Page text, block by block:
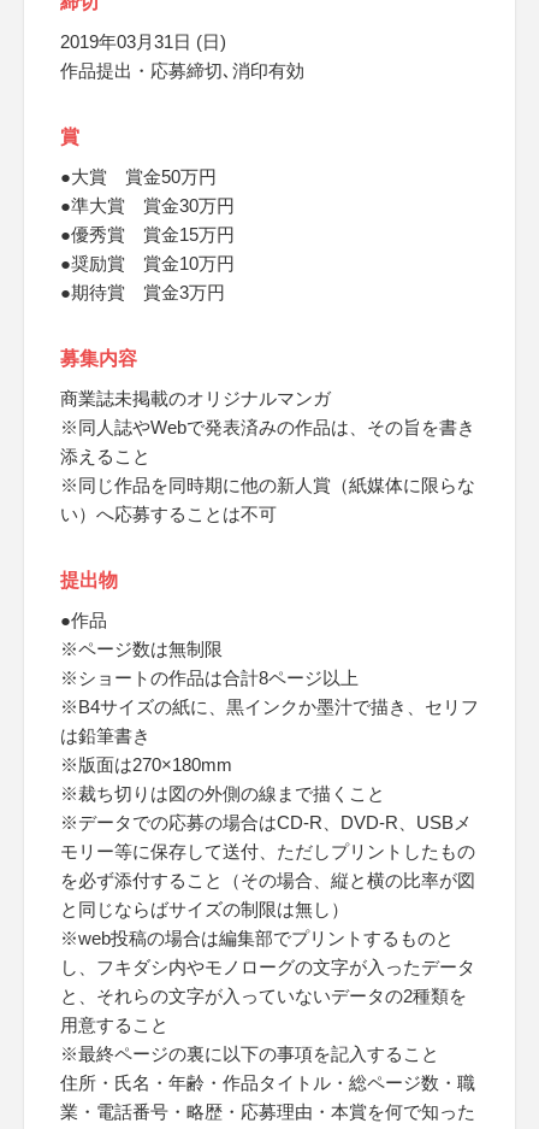
2019年03月31日 (日)
作品提出・応募締切､消印有効
賞
●大賞 賞金50万円
●準大賞 賞金30万円
●優秀賞 賞金15万円
●奨励賞 賞金10万円
●期待賞 賞金3万円
募集内容
商業誌未掲載のオリジナルマンガ
※同人誌やWebで発表済みの作品は、その旨を書き
添えること
※同じ作品を同時期に他の新人賞（紙媒体に限らな
い）へ応募することは不可
提出物
●作品
※ページ数は無制限
※ショートの作品は合計8ページ以上
※B4サイズの紙に、黒インクか墨汁で描き、セリフ
は鉛筆書き
※版面は270×180mm
※裁ち切りは図の外側の線まで描くこと
※データでの応募の場合はCD-R、DVD-R、USBメ
モリー等に保存して送付、ただしプリントしたもの
を必ず添付すること（その場合、縦と横の比率が図
と同じならばサイズの制限は無し）
※web投稿の場合は編集部でプリントするものと
し、フキダシ内やモノローグの文字が入ったデータ
と、それらの文字が入っていないデータの2種類を
用意すること
※最終ページの裏に以下の事項を記入すること
住所・氏名・年齢・作品タイトル・総ページ数・職
業・電話番号・略歴・応募理由・本賞を何で知った